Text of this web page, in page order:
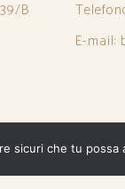
B
E-mail:
sicuri che tu